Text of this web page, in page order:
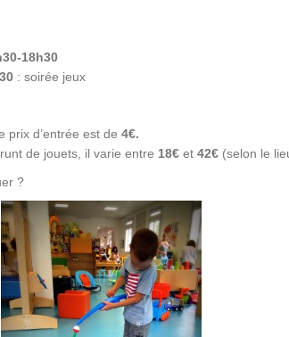
18h30
: soirée jeux
prix d’entrée est de 4€.
de jouets, il varie entre 18€ et 42€ (selon le
?